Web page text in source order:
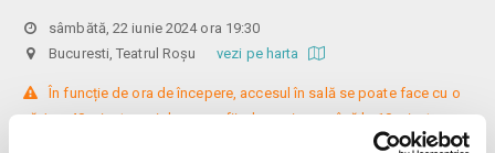
sâmbătă, 22 iunie 2024 ora 19:30
Bucuresti, Teatrul Roșu vezi pe harta
În funcție de ora de începere, accesul în sală se poate face cu o
oră / cu 40 minute mai devreme, fiind permis cu până la 10 minute
înainte de spectacol. Așezarea se realizează la mese de 2 (nr. limitat), 3